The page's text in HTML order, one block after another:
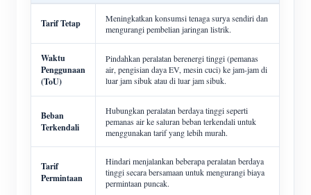
Tarif Tetap
Meningkatkan konsumsi tenaga surya sendiri dan
mengurangi pembelian jaringan listrik.
Waktu
Penggunaan
(ToU)
Pindahkan peralatan berenergi tinggi (pemanas
air, pengisian daya EV, mesin cuci) ke jam-jam di
luar jam sibuk atau di luar jam sibuk.
Beban
Terkendali
Hubungkan peralatan berdaya tinggi seperti
pemanas air ke saluran beban terkendali untuk
menggunakan tarif yang lebih murah.
Tarif
Permintaan
Hindari menjalankan beberapa peralatan berdaya
tinggi secara bersamaan untuk mengurangi biaya
permintaan puncak.